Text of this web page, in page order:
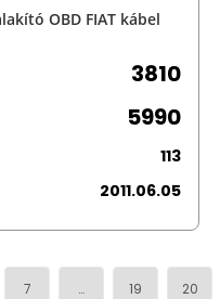
OBD FIAT kábel
3810
5990
113
2011.06.05
7 … 19 20